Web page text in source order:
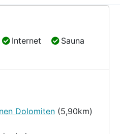
Internet
Internet Sauna
Sauna
Dolomiten(5,90km)